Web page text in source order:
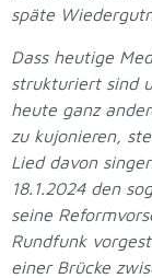
späte
Dass heutige
strukturiert sind
heute ganz
zu kujonieren,
Lied davon
18.1.2024 den
seine
Rundfunk
einer Brücke